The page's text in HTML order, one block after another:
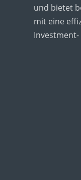
und bietet
mit eine